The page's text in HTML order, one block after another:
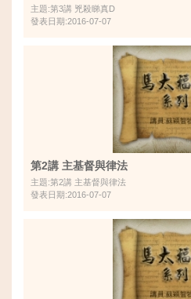
主題:第3講 兇殺睇真D
發表日期:2016-07-07
第2講 主基督與律法
主題:第2講 主基督與律法
發表日期:2016-07-07